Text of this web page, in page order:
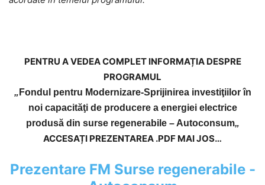
PENTRU A VEDEA COMPLET INFORMAȚIA DESPRE
PROGRAMUL
„ Fondul pentru Modernizare-Sprijinirea investiţiilor în
noi capacităţi de producere a energiei electrice
produsă din surse regenerabile – Autoconsum„
ACCESAȚI PREZENTAREA .PDF MAI JOS…
Prezentare FM Surse regenerabile -